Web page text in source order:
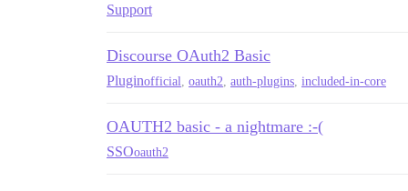
Support
Discourse OAuth2 Basic
Pluginofficial oauth2 auth-plugins included-in-core
OAUTH2 basic - a nightmare :-(
SSOoauth2